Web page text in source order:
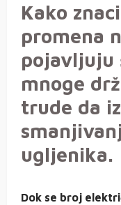
Kako
promena
pojavljuju
mnoge
trude da
ugljenika.
Dok se broj